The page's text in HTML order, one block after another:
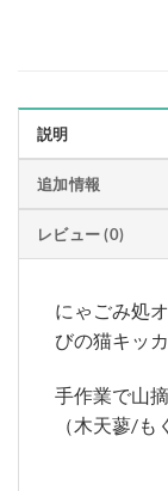
説明
追加情報
レビュー (0)
にゃごみ処
びの猫キッカ
手作業で山
（木天蓼/も